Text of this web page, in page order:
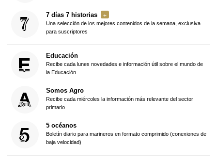
7 días 7 historias
Una selección de los mejores contenidos de la semana, exclusiva
para suscriptores
Educación
Recibe cada lunes novedades e información útil sobre el mundo de
la Educación
Somos Agro
Recibe cada miércoles la información más relevante del sector
primario
5 océanos
Boletín diario para marineros en formato comprimido (conexiones de
baja velocidad)